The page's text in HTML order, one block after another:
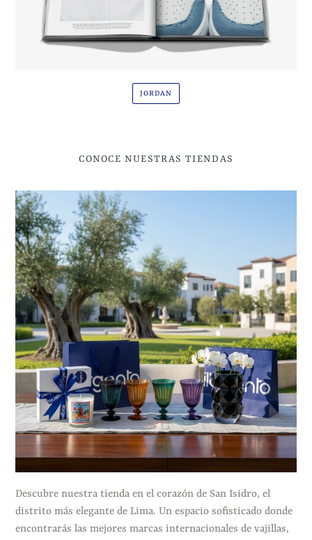
JORDAN
CONOCE NUESTRAS TIENDAS
Descubre nuestra tienda en el corazón de San Isidro, el
distrito más elegante de Lima. Un espacio sofisticado donde
encontrarás las mejores marcas internacionales de vajillas,